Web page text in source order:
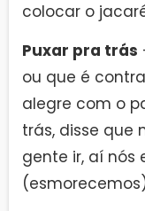
colocar o
Puxar pra trás
ou que é
alegre com o
trás, disse que
gente ir, aí nós